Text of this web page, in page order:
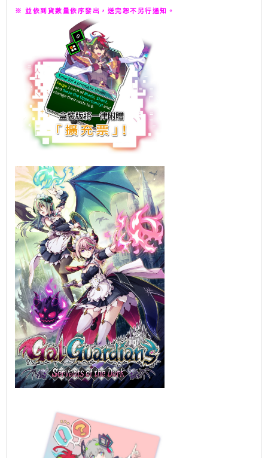
※ 並依到貨數量依序發出，送完恕不另行通知。